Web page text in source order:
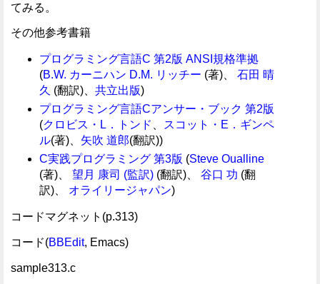
てみる。
その他参考書籍
プログラミング言語C 第2版 ANSI規格準拠
(B.W. カーニハン D.M. リッチー (著)、 石田 晴
久 (翻訳)、 共立出版)
プログラミング言語Cアンサー・ブック 第2版
(クロビス・L．トンド
スコット・E．ギンペ
ル(著)、 矢吹 道郎(翻訳))
C実践プログラミング 第3版 (Steve Oualline
(著)、 望月 康司 (監訳)(翻訳)、 谷口 功 (翻
訳)、 オライリージャパン)
コードマグネット(p.313)
コード(BBEdit, Emacs)
sample313.c